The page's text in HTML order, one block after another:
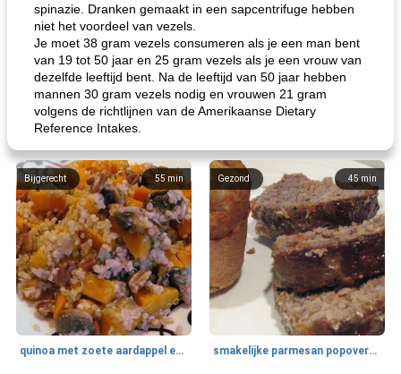
spinazie. Dranken gemaakt in een sapcentrifuge hebben
niet het voordeel van vezels.
Je moet 38 gram vezels consumeren als je een man bent
van 19 tot 50 jaar en 25 gram vezels als je een vrouw van
dezelfde leeftijd bent. Na de leeftijd van 50 jaar hebben
mannen 30 gram vezels nodig en vrouwen 21 gram
volgens de richtlijnen van de Amerikaanse Dietary
Reference Intakes.
55 min
Bijgerecht
quinoa met zoete aardappel en champignons
45min
Gezond
smakelijke parmesan popovers (gezonder!)